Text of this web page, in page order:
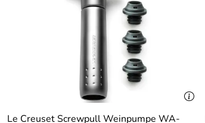
Le Creuset Screwpull Weinpumpe WA-